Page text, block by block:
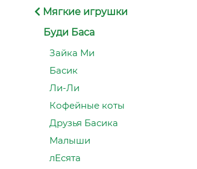
Мягкие игрушки
Буди Баса
Зайка Ми
Басик
Ли-Ли
Кофейные коты
Друзья Басика
Малыши
лЕсята